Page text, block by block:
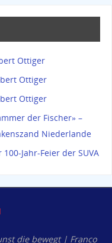
Ottiger
Ottiger
Ottiger
der Fischer» –
Niederlande
Jahr-Feier der SUVA
die bewegt | Franco